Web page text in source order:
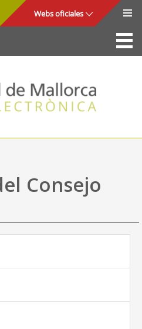
Webs oficiales
La Sede
Consejo de Mallorca
Acceso y seguridad
Utilidades
Mapa web
Ayuda
Consejo